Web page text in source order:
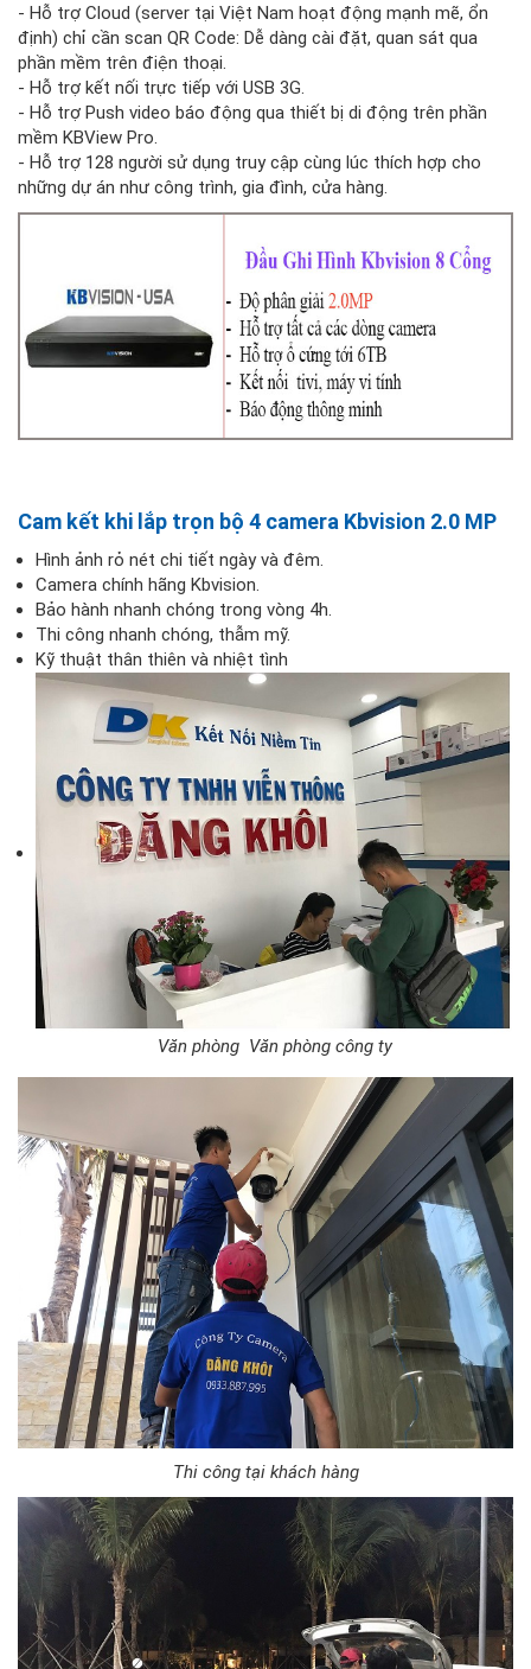
- Hỗ trợ Cloud (server tại Việt Nam hoạt động mạnh mẽ, ổn
định) chỉ cần scan QR Code: Dễ dàng cài đặt, quan sát qua
phần mềm trên điện thoại.
- Hỗ trợ kết nối trực tiếp với USB 3G.
- Hỗ trợ Push video báo động qua thiết bị di động trên phần
mềm KBView Pro.
- Hỗ trợ 128 người sử dụng truy cập cùng lúc thích hợp cho
những dự án như công trình, gia đình, cửa hàng.
Cam kết khi lắp trọn bộ 4 camera Kbvision 2.0 MP
Hình ảnh rỏ nét chi tiết ngày và đêm.
Camera chính hãng Kbvision.
Bảo hành nhanh chóng trong vòng 4h.
Thi công nhanh chóng, thẫm mỹ.
Kỹ thuật thân thiên và nhiệt tình
Văn phòng Văn phòng công ty
Thi công tại khách hàng